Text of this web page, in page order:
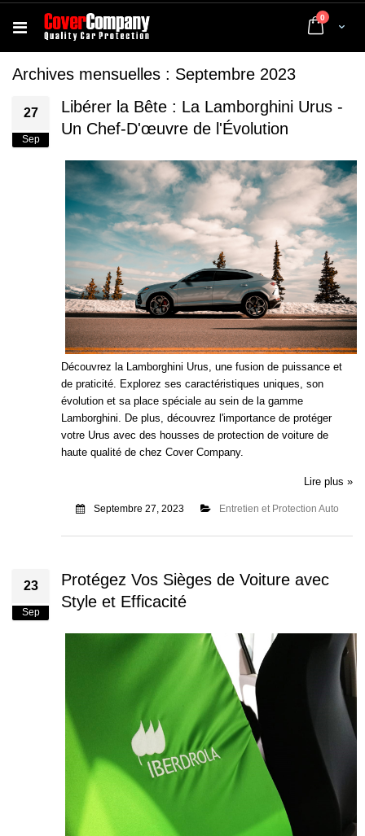
Cart
0 articles
Archives mensuelles : Septembre 2023
27
Sep
Libérer la Bête : La Lamborghini Urus -
Un Chef-D'œuvre de l'Évolution
Découvrez la Lamborghini Urus, une fusion de puissance et
de praticité. Explorez ses caractéristiques uniques, son
évolution et sa place spéciale au sein de la gamme
Lamborghini. De plus, découvrez l'importance de protéger
votre Urus avec des housses de protection de voiture de
haute qualité de chez Cover Company.
Lire plus »
Septembre 27, 2023 Entretien et Protection Auto
23
Sep
Protégez Vos Sièges de Voiture avec
Style et Efficacité